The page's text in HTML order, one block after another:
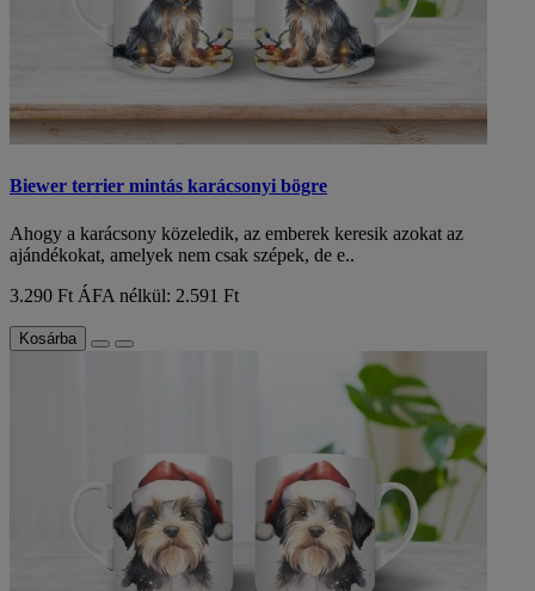
Biewer terrier mintás karácsonyi bögre
Ahogy a karácsony közeledik, az emberek keresik azokat az
ajándékokat, amelyek nem csak szépek, de e..
3.290 Ft ÁFA nélkül: 2.591 Ft
Kosárba